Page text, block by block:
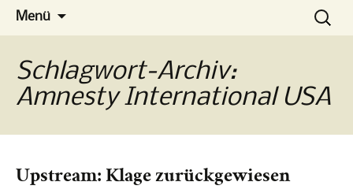
Zum
InhaltNo-Spy
Die Konferenz
Menü
Suchen
nach:
Schlagwort-Archiv:
Amnesty International USA
Upstream: Klage zurückgewiesen